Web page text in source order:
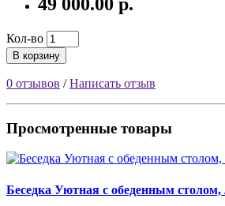
Кол-во
В корзину
0 отзывов /Написать отзыв
Просмотренные товары
Беседка Уютная с обеденным